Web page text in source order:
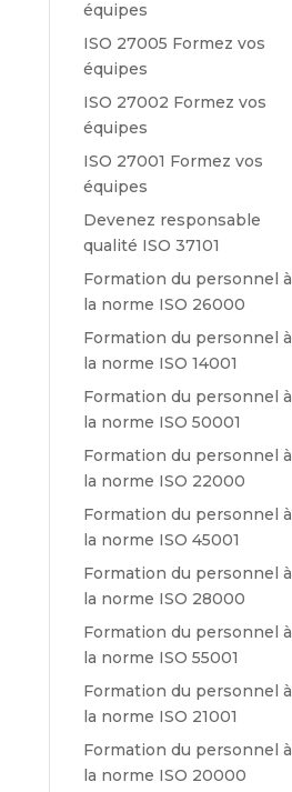
équipes
ISO 27005 Formez vos
équipes
ISO 27002 Formez vos
équipes
ISO 27001 Formez vos
équipes
Devenez responsable
qualité ISO 37101
Formation du personnel à
la norme ISO 26000
Formation du personnel à
la norme ISO 14001
Formation du personnel à
la norme ISO 50001
Formation du personnel à
la norme ISO 22000
Formation du personnel à
la norme ISO 45001
Formation du personnel à
la norme ISO 28000
Formation du personnel à
la norme ISO 55001
Formation du personnel à
la norme ISO 21001
Formation du personnel à
la norme ISO 20000